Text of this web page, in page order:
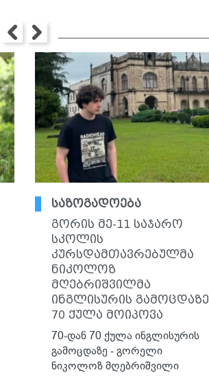
საზოგადოება
გორის მე-11 საჯარო
სკოლის
კურსდამთავრებულმა
ნიკოლოზ
მღებრიშვილმა
ინგლისურის გამოცდაზე
70 ქულა მოიპოვა
70-დან 70 ქულა ინგლისურის
გამოცდაზე - გორელი
ნიკოლოზ მღებრიშვილი